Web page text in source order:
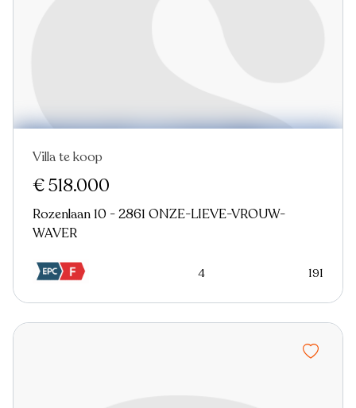
Villa te koop
€ 518.000
Rozenlaan 10 - 2861 ONZE-LIEVE-VROUW-
WAVER
4 191